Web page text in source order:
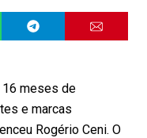
16 meses de
e marcas
Rogério Ceni. O